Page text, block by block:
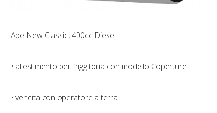
Ape New Classic, 400cc Diesel
• allestimento per friggitoria con modello Coperture
• vendita con operatore a terra